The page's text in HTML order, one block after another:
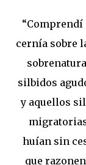
cernía sobre
silbidos
y aquellos
huían sin
que